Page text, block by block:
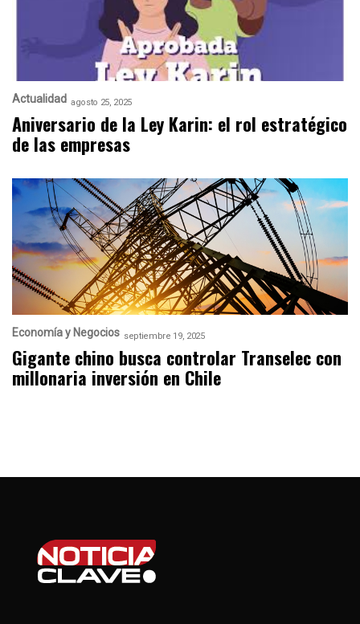
Actualidad agosto 25, 2025
Aniversario de la Ley Karin: el rol estratégico
de las empresas
Economía y Negocios septiembre 19, 2025
Gigante chino busca controlar Transelec con
millonaria inversión en Chile